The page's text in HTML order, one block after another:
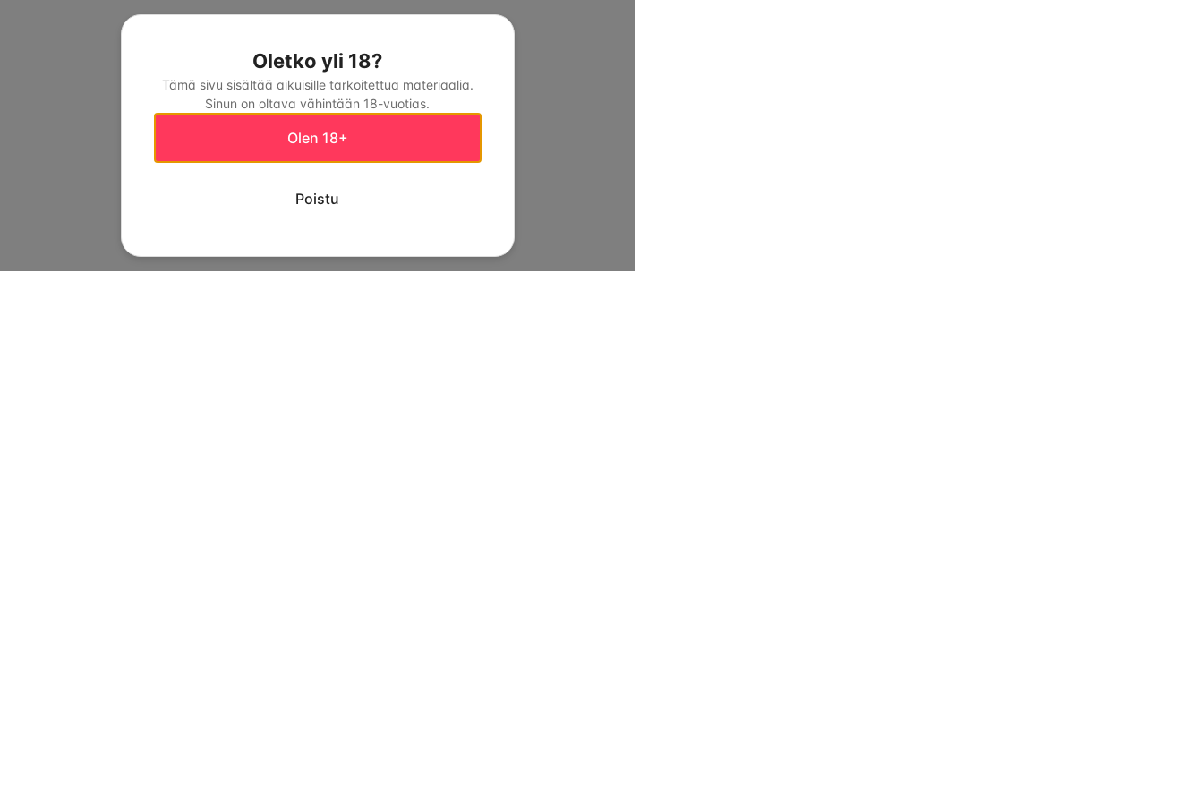
Oletko yli 18?
Tämä sivu sisältää aikuisille tarkoitettua materiaalia.
Sinun on oltava vähintään 18-vuotias.
Olen 18+
Poistu